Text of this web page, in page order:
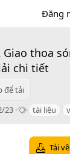
Đăng
thoa
chi tiết
để tải
23
T
s
tài liệu
Tải về